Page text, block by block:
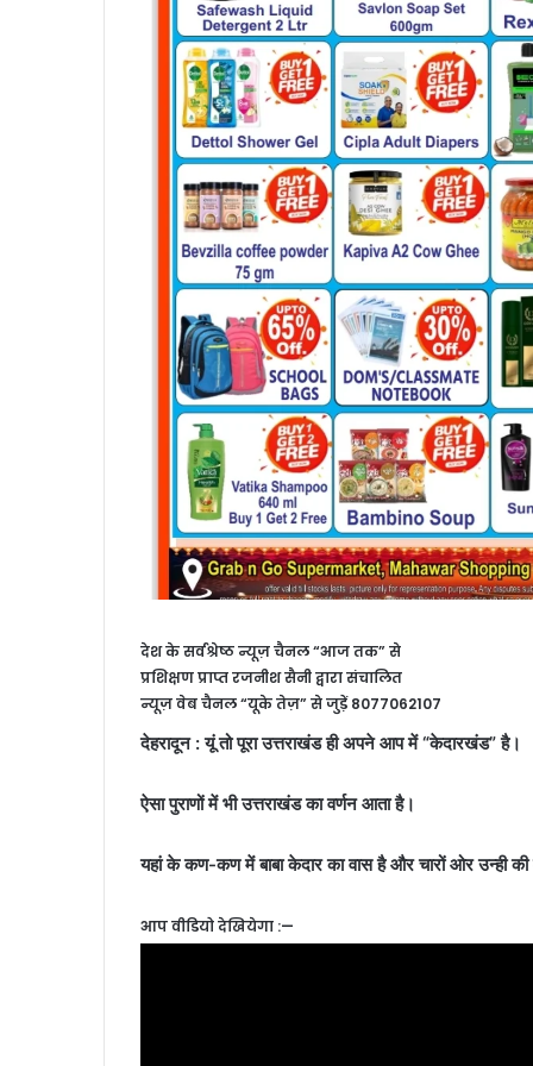
देश के सर्वश्रेष्ठ न्यूज़ चैनल “आज तक” से
प्रशिक्षण प्राप्त रजनीश सैनी द्वारा संचालित
न्यूज़ वेब चैनल “यूके तेज़” से जुड़ें 8077062107
देहरादून : यूं तो पूरा उत्तराखंड ही अपने आप में “केदारखंड” है।
ऐसा पुराणों में भी उत्तराखंड का वर्णन आता है।
यहां के कण-कण में बाबा केदार का वास है और चारों ओर उन्ही की
आप वीडियो देखियेगा :—